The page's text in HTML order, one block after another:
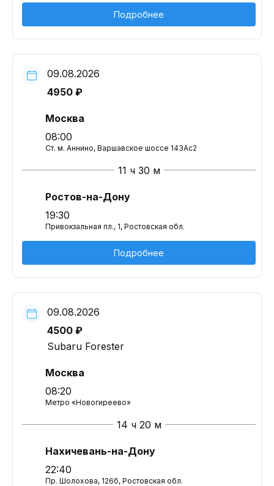
Подробнее
09.08.2026
4950 ₽
Москва
08:00
Ст. м. Аннино, Варшавское шоссе 143Ас2
11 ч 30 м
Ростов-на-Дону
19:30
Привокзальная пл., 1, Ростовская обл.
Подробнее
09.08.2026
4500 ₽
Subaru Forester
Москва
08:20
Метро «Новогиреево»
14 ч 20 м
Нахичевань-на-Дону
22:40
Пр. Шолохова, 126б, Ростовская обл.